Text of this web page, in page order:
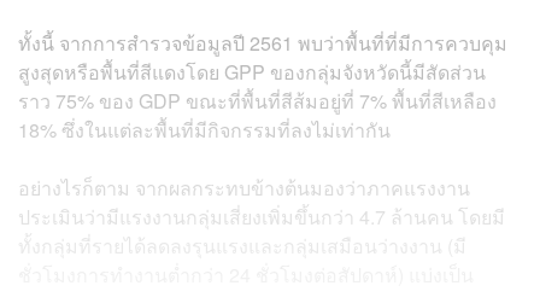
ทั้งนี้ จากการสำรวจข้อมูลปี 2561 พบว่าพื้นที่ที่มีการควบคุม
สูงสุดหรือพื้นที่สีแดงโดย GPP ของกลุ่มจังหวัดนี้มีสัดส่วน
ราว 75% ของ GDP ขณะที่พื้นที่สีส้มอยู่ที่ 7% พื้นที่สีเหลือง
18% ซึ่งในแต่ละพื้นที่มีกิจกรรมที่ลงไม่เท่ากัน
อย่างไรก็ตาม จากผลกระทบข้างต้นมองว่าภาคแรงงาน
ประเมินว่ามีแรงงานกลุ่มเสี่ยงเพิ่มขึ้นกว่า 4.7 ล้านคน โดยมี
ทั้งกลุ่มที่รายได้ลดลงรุนแรงและกลุ่มเสมือนว่างงาน (มี